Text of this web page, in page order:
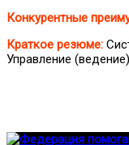
Конкурентные
Краткое резюме:
Управление